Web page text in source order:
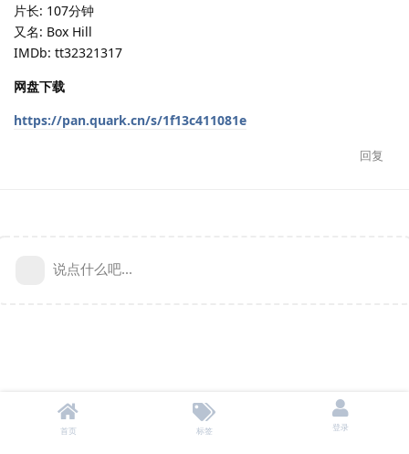
片长: 107分钟
又名: Box Hill
IMDb: tt32321317
网盘下载
https://pan.quark.cn/s/1f13c411081e
回复
说点什么吧...
首页 标签 登录